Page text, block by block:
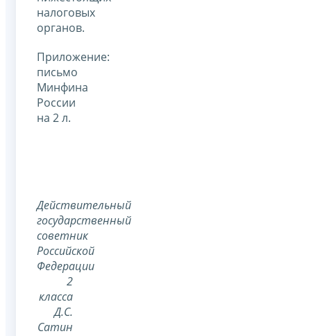
налоговых
органов.
Приложение:
письмо
Минфина
России
на 2 л.
Действительный
государственный
советник
Российской
Федерации
2
класса
Д.С.
Сатин